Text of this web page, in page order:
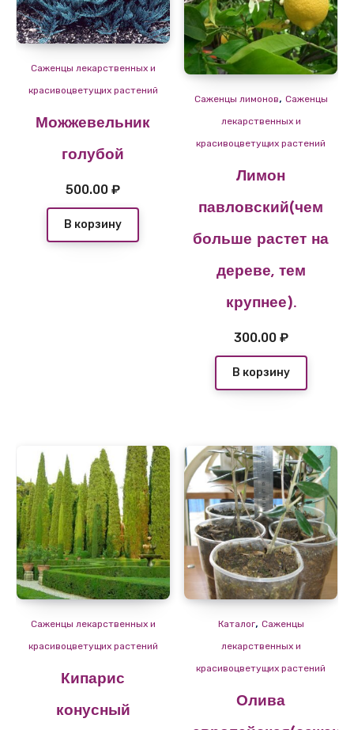
Саженцы лекарственных и
красивоцветущих растений
Можжевельник
голубой
500.00₽
В корзину
Cаженцы лимонов, Саженцы
лекарственных и
красивоцветущих растений
Лимон
павловский(чем
больше растет на
дереве, тем
крупнее).
300.00 ₽
В корзину
Саженцы лекарственных и
красивоцветущих растений
Кипарис
конусный
Каталог, Саженцы
лекарственных и
красивоцветущих растений
Олива